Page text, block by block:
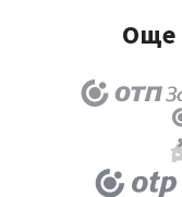
Още